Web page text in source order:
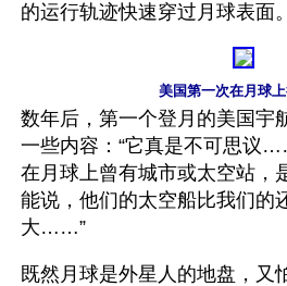
的运行轨迹快速穿过月球表面。
美国第一次在月球上
数年后，第一个登月的美国宇
一些内容：“它真是不可思议
在月球上曾有城市或太空站，
能说，他们的太空船比我们的
大……”
既然月球是外星人的地盘，又